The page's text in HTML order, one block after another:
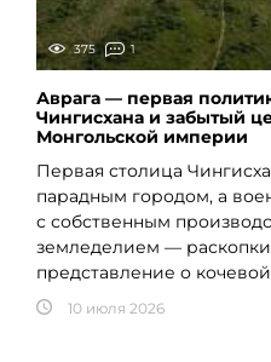
375 1
Аврага — первая
Чингисхана и забытый
Монгольской империи
Первая столица
парадным городом, а
с собственным
земледелием —
представление о
10 июля 2026